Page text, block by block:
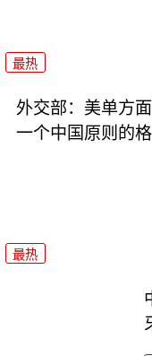
最热
外交部：美单方
一个中国原则的
最热